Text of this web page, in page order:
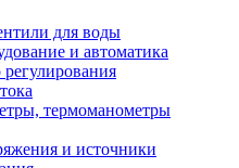
для воды
и автоматика
термоманометры
и источники